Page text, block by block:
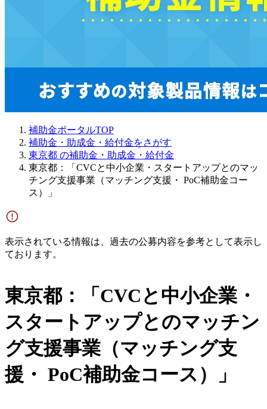
補助金ポータルTOP
補助金・助成金・給付金をさがす
東京都 の補助金・助成金・給付金
東京都：「CVCと中小企業・スタートアップとのマッ
チング支援事業（マッチング支援・ PoC補助金コー
ス）」
表示されている情報は、過去の公募内容を参考として表示し
ております。
東京都：「CVCと中小企業・
スタートアップとのマッチン
グ支援事業（マッチング支
援・ PoC補助金コース）」